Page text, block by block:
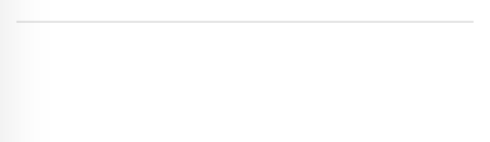
الأولى للحرب والنتائج الجيوسياسية التي أفرزتها.